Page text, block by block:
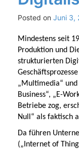
Posted on Juni 3,
Mindestens seit
Produktion und
strukturierten
„Multimedia“ und
Business“, „E-
Betriebe zog,
Null“ als faktisch
Da führen
(„Internet of